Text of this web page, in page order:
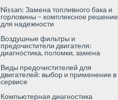
Nissan: Замена топливного бака и
горловины – комплексное решение
для надежности
Воздушные фильтры и
предочистители двигателя:
диагностика, поломки, замена
Виды предочистителей для
двигателей: выбор и применение в
сервисе
Компьютерная диагностика